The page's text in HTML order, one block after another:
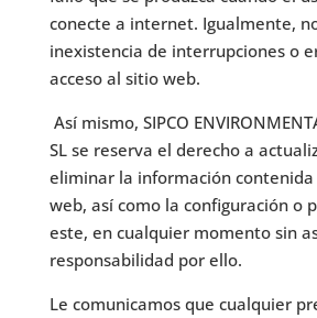
conecte a internet. Igualmente,
inexistencia de interrupciones o
acceso al sitio web.
Así mismo, SIPCO
SL se reserva el derecho a
eliminar la información contenida
web, así como la configuración o
este, en cualquier momento sin
responsabilidad por ello.
Le comunicamos que cualquier